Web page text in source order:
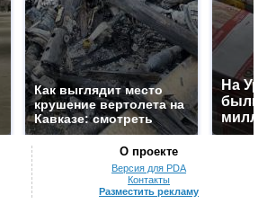
Как выглядит место
крушение вертолета на
Кавказе: смотреть
На
были
О проекте
Версия для PDA
Контакты
Разместить рекламу